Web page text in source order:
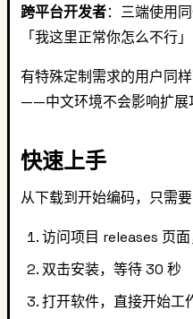
跨平台开发者：三端使用
「我这里正常你怎么不行」
有特殊定制需求的用户同
——中文环境不会影响扩展
快速上手
从下载到开始编码，只需要
访问项目 releases 页
双击安装，等待 30 秒
打开软件，直接开始工